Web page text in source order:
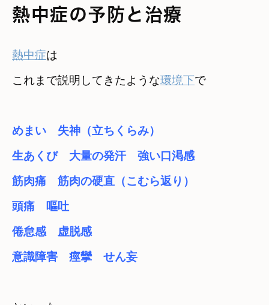
熱中症の予防と治療
熱中症は
これまで説明してきたような環境下で
めまい　失神（立ちくらみ）
生あくび　大量の発汗　強い口渇感
筋肉痛　筋肉の硬直（こむら返り）
頭痛　嘔吐
倦怠感　虚脱感
意識障害　痙攣　せん妄